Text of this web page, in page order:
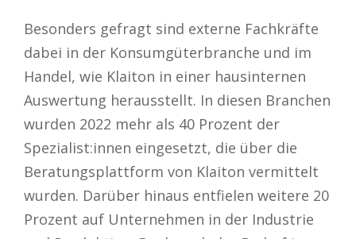
Besonders gefragt sind externe Fachkräfte
dabei in der Konsumgüterbranche und im
Handel, wie Klaiton in einer hausinternen
Auswertung herausstellt. In diesen Branchen
wurden 2022 mehr als 40 Prozent der
Spezialist:innen eingesetzt, die über die
Beratungsplattform von Klaiton vermittelt
wurden. Darüber hinaus entfielen weitere 20
Prozent auf Unternehmen in der Industrie